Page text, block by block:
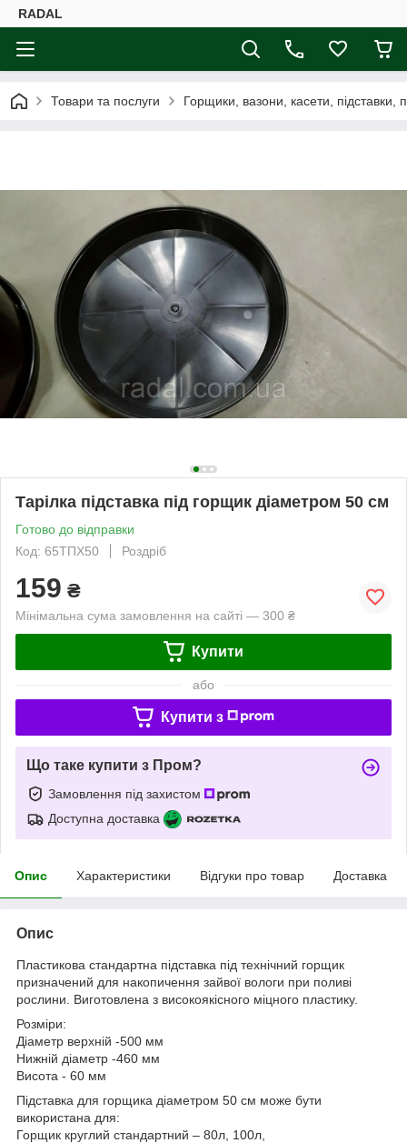
RADAL
Товари та послуги Горщики, вазони, касети, підставки,
Тарілка підставка під горщик діаметром 50 см
Готово до відправки
Код: 65ТПХ50
Роздріб
159 ₴
Мінімальна сума замовлення на сайті — 300 ₴
Купити
або
Купити з
Що таке купити з Пром?
Замовлення під захистом
Доступна доставка
Опис Характеристики Відгуки про товар Доставка
Опис
Пластикова стандартна підставка під технічний горщик
призначений для накопичення зайвої вологи при поливі
рослини. Виготовлена з високоякісного міцного пластику.
Розміри:
Діаметр верхній -500 мм
Нижній діаметр -460 мм
Висота - 60 мм
Підставка для горщика діаметром 50 см може бути
використана для:
Горщик круглий стандартний – 80л, 100л,